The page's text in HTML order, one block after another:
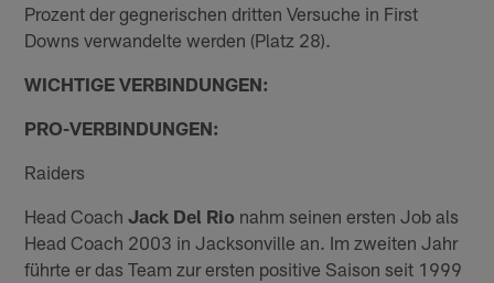
Prozent der gegnerischen dritten Versuche in First
Downs verwandelte werden (Platz 28).
WICHTIGE VERBINDUNGEN:
PRO-VERBINDUNGEN:
Raiders
Head CoachJack Del Rio nahm seinen ersten Job als
Head Coach 2003 in Jacksonville an. Im zweiten Jahr
führte er das Team zur ersten positive Saison seit 1999